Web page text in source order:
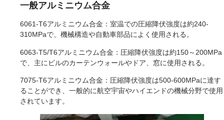
一般アルミニウム合金
6061-T6アルミニウム合金：室温での圧縮降伏強度は約240-
310MPaで、機械構造や自動車部品によく使用される。
6063-T5/T6アルミニウム合金：圧縮降伏強度は約150～200MPa
で、主にビルのカーテンウォールやドア、窓に使用される。
7075-T6アルミニウム合金：圧縮降伏強度は500-600MPaに達す
ることができ、一般的に航空宇宙やハイエンドの機械分野で使用
されています。